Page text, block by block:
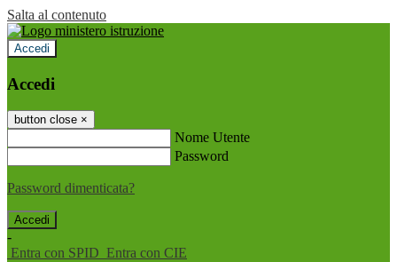
Salta al contenuto
Accedi
Accedi
button close ×
Nome Utente
Password
Password dimenticata?
-
Entra con SPID Entra con CIE